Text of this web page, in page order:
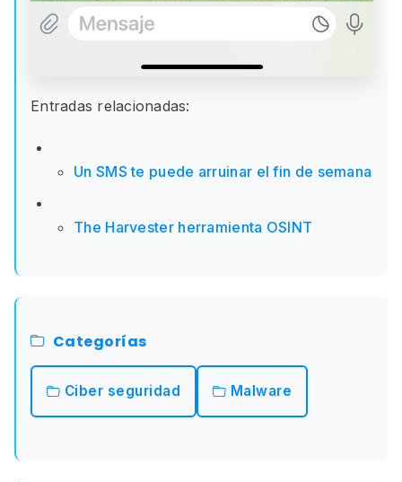
Entradas relacionadas:
Un SMS te puede arruinar el fin de semana
The Harvester herramienta OSINT
Categorías
Ciber seguridad Malware